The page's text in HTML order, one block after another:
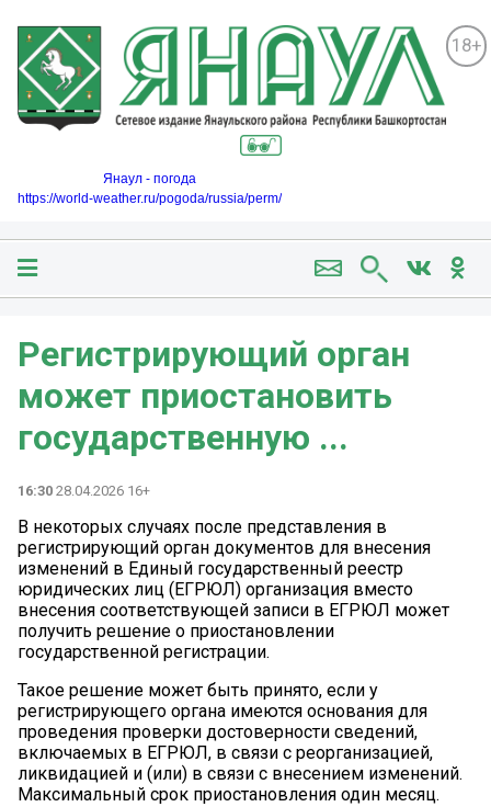
18+
Янаул - погода
https://world-weather.ru/pogoda/russia/perm/
Регистрирующий орган
может приостановить
государственную ...
16:30 28.04.2026 16+
В некоторых случаях после представления в
регистрирующий орган документов для внесения
изменений в Единый государственный реестр
юридических лиц (ЕГРЮЛ) организация вместо
внесения соответствующей записи в ЕГРЮЛ может
получить решение о приостановлении
государственной регистрации.
Такое решение может быть принято, если у
регистрирующего органа имеются основания для
проведения проверки достоверности сведений,
включаемых в ЕГРЮЛ, в связи с реорганизацией,
ликвидацией и (или) в связи с внесением изменений.
Максимальный срок приостановления один месяц.